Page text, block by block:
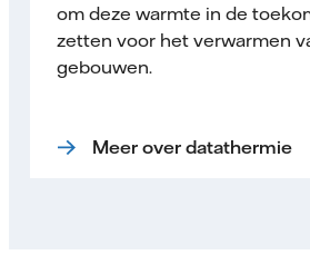
om deze warmte in de
zetten voor het verwarmen
gebouwen.
Meer over datathermie